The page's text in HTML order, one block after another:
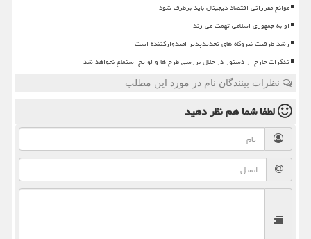
موانع مقرراتی اقتصاد دیجیتال باید برطرف شود
او به جمهوری اسلامی تهمت می زند
رشد ظرفیت نیروگاه های تجدیدپذیر امیدوارکننده است
تذکرات خارج از دستور در خلال بررسی طرح ها و لوایح استماع نخواهد شد
نظرات بینندگان نام در مورد این مطلب
لطفا شما همنظر دهید